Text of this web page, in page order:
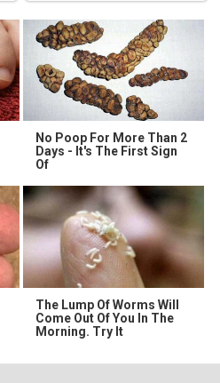
No Poop For More Than 2
Days - It's The First Sign
Of
The Lump Of Worms Will
Come Out Of You In The
Morning. Try It